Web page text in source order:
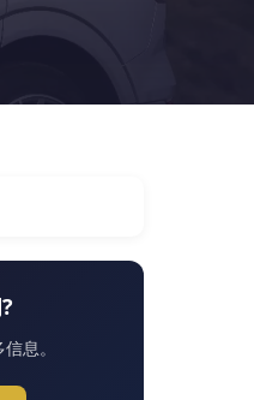
息。